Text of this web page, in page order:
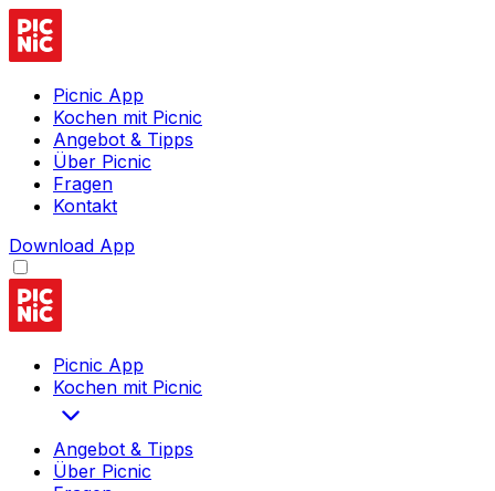
Picnic App
Kochen mit Picnic
Angebot & Tipps
Über Picnic
Fragen
Kontakt
Download App
Picnic App
Kochen mit Picnic
Angebot & Tipps
Über Picnic